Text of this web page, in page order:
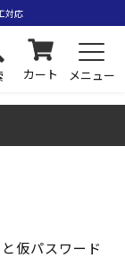
カート メニュー
仮パスワード